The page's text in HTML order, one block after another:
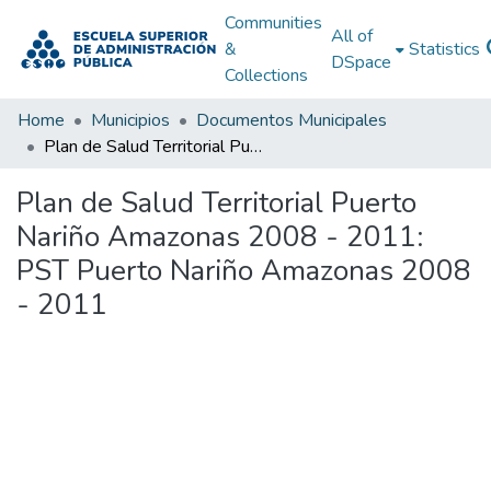
Communities
&
Collections
All of
DSpace
Statistics
Home Municipios
Documentos Municipales
Plan de Salud Territorial Puerto Nariño Amazonas 2008 - 2011: PST Puerto Nariño Amazonas 2008 - 2011
Plan de Salud Territorial Puerto
Nariño Amazonas 2008 - 2011:
PST Puerto Nariño Amazonas 2008
- 2011